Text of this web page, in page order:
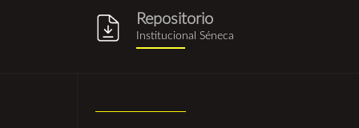
Repositorio
Institucional Séneca